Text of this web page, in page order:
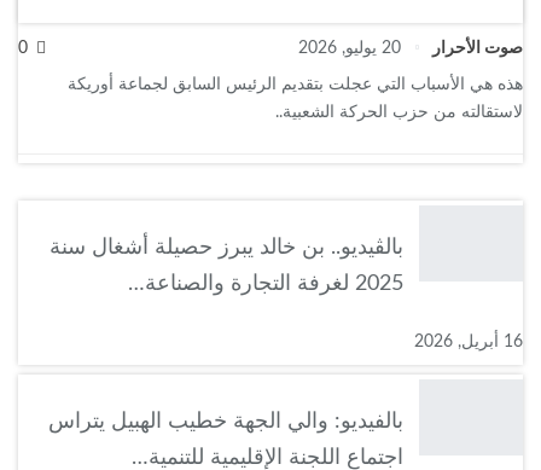
صوت الأحرار 20 يوليو, 2026
هذه هي الأسباب التي عجلت بتقديم الرئيس السابق لجماعة أوريكة
لاستقالته من حزب الحركة الشعبية..
بالڤيديو.. بن خالد يبرز حصيلة أشغال سنة
2025 لغرفة التجارة والصناعة…
16 أبريل, 2026
بالفيديو: والي الجهة خطيب الهبيل يتراس
اجتماع اللجنة الإقليمية للتنمية…